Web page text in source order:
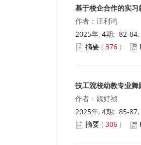
基于校企合作的实
作者：汪利鸿
2025年, 4期: 82-84.
摘要 ( 376 )
技工院校幼教专业
作者：魏好祯
2025年, 4期: 85-87.
摘要 ( 306 )